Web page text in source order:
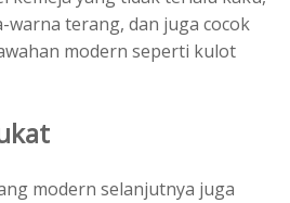
warna terang, dan juga cocok
modern seperti kulot
modern selanjutnya juga